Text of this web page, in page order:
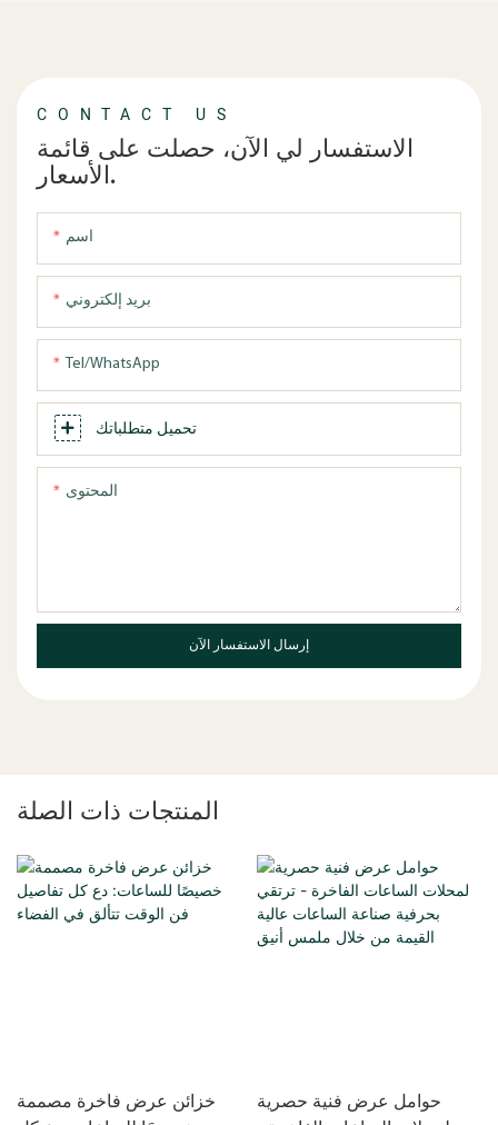
CONTACT US
الاستفسار لي الآن، حصلت على قائمة
الأسعار.
اسم
بريد إلكتروني
Tel/WhatsApp
تحميل متطلباتك
المحتوى
إرسال الاستفسار الآن
المنتجات ذات الصلة
خزائن عرض فاخرة مصممة
حوامل عرض فنية حصرية